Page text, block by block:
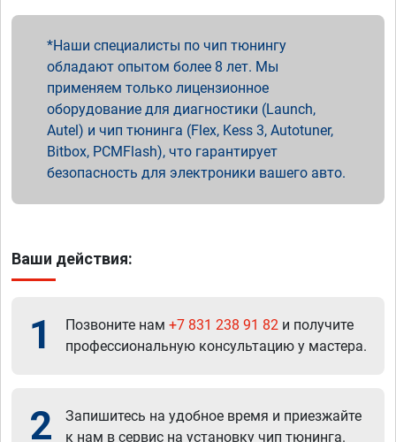
Наши специалисты по чип тюнингу
обладают опытом более 8 лет. Мы
применяем только лицензионное
оборудование для диагностики (Launch,
Autel) и чип тюнинга (Flex, Kess 3, Autotuner,
Bitbox, PCMFlash), что гарантирует
безопасность для электроники вашего авто.
Ваши действия:
1 Позвоните нам +7 831 238 91 82 и получите
профессиональную консультацию у мастера.
2
Запишитесь на удобное время и приезжайте
к нам в сервис на установку чип тюнинга.